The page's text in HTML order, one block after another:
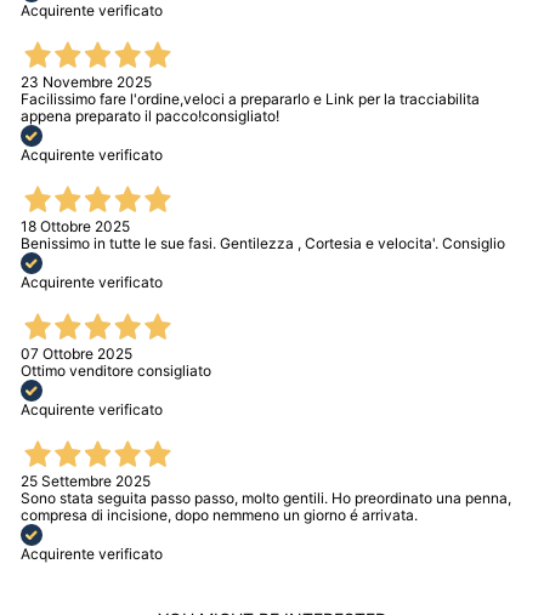
Acquirente verificato
23 Novembre 2025
Facilissimo fare l'ordine,veloci a prepararlo e Link per la tracciabilita
appena preparato il pacco!consigliato!
Acquirente verificato
18 Ottobre 2025
Benissimo in tutte le sue fasi. Gentilezza , Cortesia e velocita'. Consiglio
Acquirente verificato
07 Ottobre 2025
Ottimo venditore consigliato
Acquirente verificato
25 Settembre 2025
Sono stata seguita passo passo, molto gentili. Ho preordinato una penna,
compresa di incisione, dopo nemmeno un giorno é arrivata.
Acquirente verificato